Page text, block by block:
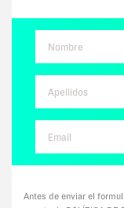
Antes de enviar el